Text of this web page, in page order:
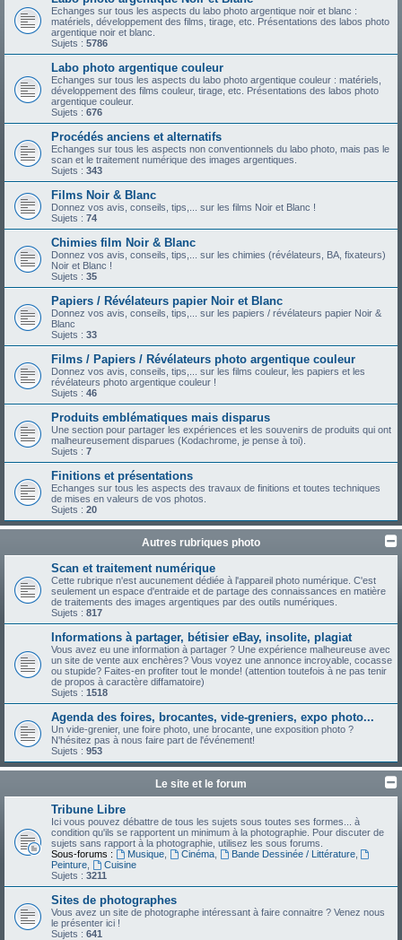
Echanges sur tous les aspects du labo photo argentique noir et blanc :
matériels, développement des films, tirage, etc. Présentations des labos photo
argentique noir et blanc.
Sujets : 5786
Labo photo argentique couleur
Echanges sur tous les aspects du labo photo argentique couleur : matériels,
développement des films couleur, tirage, etc. Présentations des labos photo
argentique couleur.
Sujets : 676
Procédés anciens et alternatifs
Echanges sur tous les aspects non conventionnels du labo photo, mais pas le
scan et le traitement numérique des images argentiques.
Sujets : 343
Films Noir & Blanc
Donnez vos avis, conseils, tips,... sur les films Noir et Blanc !
Sujets : 74
Chimies film Noir & Blanc
Donnez vos avis, conseils, tips,... sur les chimies (révélateurs, BA, fixateurs)
Noir et Blanc !
Sujets : 35
Papiers / Révélateurs papier Noir et Blanc
Donnez vos avis, conseils, tips,... sur les papiers / révélateurs papier Noir &
Blanc
Sujets : 33
Films / Papiers / Révélateurs photo argentique couleur
Donnez vos avis, conseils, tips,... sur les films couleur, les papiers et les
révélateurs photo argentique couleur !
Sujets : 46
Produits emblématiques mais disparus
Une section pour partager les expériences et les souvenirs de produits qui ont
malheureusement disparues (Kodachrome, je pense à toi).
Sujets : 7
Finitions et présentations
Echanges sur tous les aspects des travaux de finitions et toutes techniques
de mises en valeurs de vos photos.
Sujets : 20
Autres rubriques photo
Scan et traitement numérique
Cette rubrique n'est aucunement dédiée à l'appareil photo numérique. C'est
seulement un espace d'entraide et de partage des connaissances en matière
de traitements des images argentiques par des outils numériques.
Sujets : 817
Informations à partager, bétisier eBay, insolite, plagiat
Vous avez eu une information à partager ? Une expérience malheureuse avec
un site de vente aux enchères? Vous voyez une annonce incroyable, cocasse
ou stupide? Faites-en profiter tout le monde! (attention toutefois à ne pas tenir
de propos à caractère diffamatoire)
Sujets : 1518
Agenda des foires, brocantes, vide-greniers, expo photo...
Un vide-grenier, une foire photo, une brocante, une exposition photo ?
N'hésitez pas à nous faire part de l'événement!
Sujets : 953
Le site et le forum
Tribune Libre
Ici vous pouvez débattre de tous les sujets sous toutes ses formes... à
condition qu'ils se rapportent un minimum à la photographie. Pour discuter de
sujets sans rapport à la photographie, utilisez les sous forums.
Sous-forums :
Musique, Cinéma, Bande Dessinée / Littérature,
Peinture
Cuisine
Sujets : 3211
Sites de photographes
Vous avez un site de photographe intéressant à faire connaitre ? Venez nous
le présenter ici !
Sujets : 641